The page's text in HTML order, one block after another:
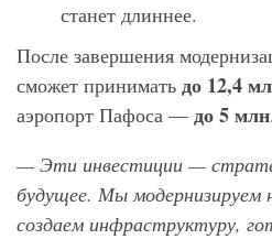
станет длиннее.
После завершения
сможет принимать до 12,4
аэропорт Пафоса — до 5 млн.
— Эти инвестиции —
будущее. Мы модернизируем
создаем инфраструктуру,